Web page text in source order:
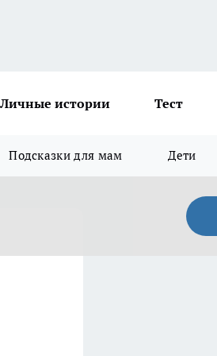
Личные истории Тест
Подсказки для мам Дети